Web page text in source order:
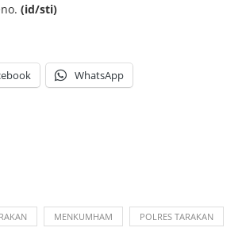
(id/sti)
WhatsApp
MENKUMHAM POLRES TARAKAN